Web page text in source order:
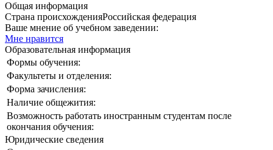
Общая информация
Страна происхожденияРоссийская федерация
Ваше мнение об учебном заведении:
Мне нравится
Образовательная информация
Формы обучения:
Факультеты и отделения:
Форма зачисления:
Наличие общежития:
Возможность работать иностранным студентам после
окончания обучения:
Юридические сведения